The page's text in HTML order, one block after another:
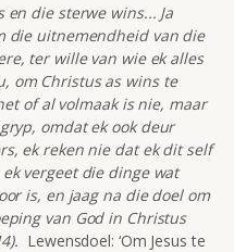
en die sterwe wins... Ja
die uitnemendheid van die
ter wille van wie ek alles
om Christus as wins te
of al volmaak is nie, maar
omdat ek ook deur
ek reken nie dat ek dit self
vergeet die dinge wat
is, en jaag na die doel om
van God in Christus
Lewensdoel: ‘Om Jesus te